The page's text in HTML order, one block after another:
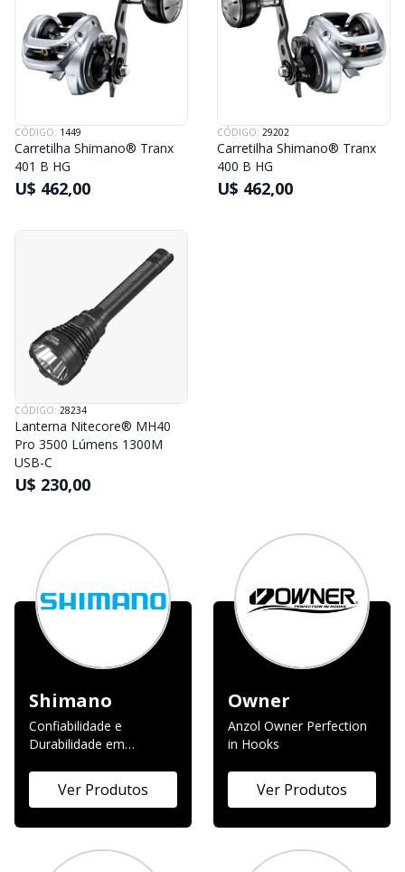
CÓDIGO: 1449
Carretilha Shimano® Tranx
401 B HG
U$ 462,00
CÓDIGO: 29202
Carretilha Shimano® Tranx
400 B HG
U$ 462,00
CÓDIGO: 28234
Lanterna Nitecore® MH40
Pro 3500 Lúmens 1300M
USB-C
U$ 230,00
Shimano
Confiabilidade e
Durabilidade em
pesca.Ver Produtos
Owner
Anzol Owner Perfection
in Hooks
Ver Produtos